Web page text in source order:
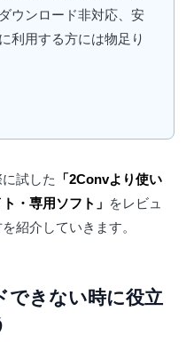
ウンロード非対応、安
利用する方には物足り
試した 「2Convより使い
・専用ソフト」 をレビュ
紹介していきます。
きない時に役立